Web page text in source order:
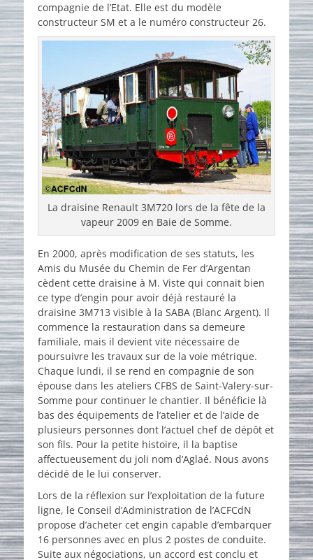
compagnie de l’Etat. Elle est du modèle
constructeur SM et a le numéro constructeur 26.
La draisine Renault 3M720 lors de la fête de la
vapeur 2009 en Baie de Somme.
En 2000, après modification de ses statuts, les
Amis du Musée du Chemin de Fer d’Argentan
cèdent cette draisine à M. Viste qui connait bien
ce type d’engin pour avoir déjà restauré la
draisine 3M713 visible à la SABA (Blanc Argent). Il
commence la restauration dans sa demeure
familiale, mais il devient vite nécessaire de
poursuivre les travaux sur de la voie métrique.
Chaque lundi, il se rend en compagnie de son
épouse dans les ateliers CFBS de Saint-Valery-sur-
Somme pour continuer le chantier. Il bénéficie là
bas des équipements de l’atelier et de l’aide de
plusieurs personnes dont l’actuel chef de dépôt et
son fils. Pour la petite histoire, il la baptise
affectueusement du joli nom d’Aglaé. Nous avons
décidé de le lui conserver.
Lors de la réflexion sur l’exploitation de la future
ligne, le Conseil d’Administration de l’ACFCdN
propose d’acheter cet engin capable d’embarquer
16 personnes avec en plus 2 postes de conduite.
Suite aux négociations, un accord est conclu et